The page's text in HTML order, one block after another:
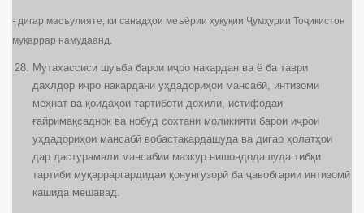
- дигар масъулияте, ки санадҳои меъёрии ҳуқуқии Ҷумҳурии Тоҷикистон
муқаррар намудаанд.
Мутахассиси шуъба барои иҷро накардан ва ё ба таври
дахлдор иҷро накардани уҳдадориҳои мансабӣ, интизоми
меҳнат ва қоидаҳои тартиботи дохилӣ, истифодаи
ғайримақсаднок ва нобуд сохтани моликияти барои иҷрои
уҳдадориҳои мансабӣ вобастакардашуда ва дигар ҳолатҳои
дар дастурамали мансабии мазкур нишондодашуда тибқи
тартиби муқарраргардидаи қонунгузорӣ ба ҷавобгарии интизомӣ
кашида мешавад.